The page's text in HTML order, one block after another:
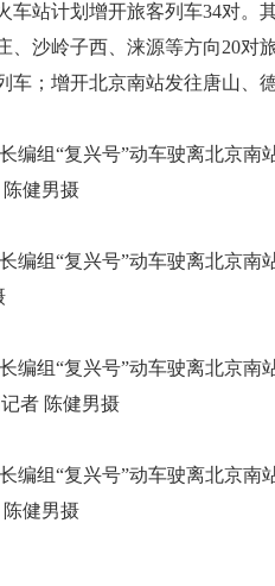
站计划增开旅客列车34对。
沙岭子西、涞源等方向20对
；增开北京南站发往唐山、
编组“复兴号”动车驶离北京
陈健男摄
编组“复兴号”动车驶离北京
编组“复兴号”动车驶离北京南
者 陈健男摄
编组“复兴号”动车驶离北京
陈健男摄